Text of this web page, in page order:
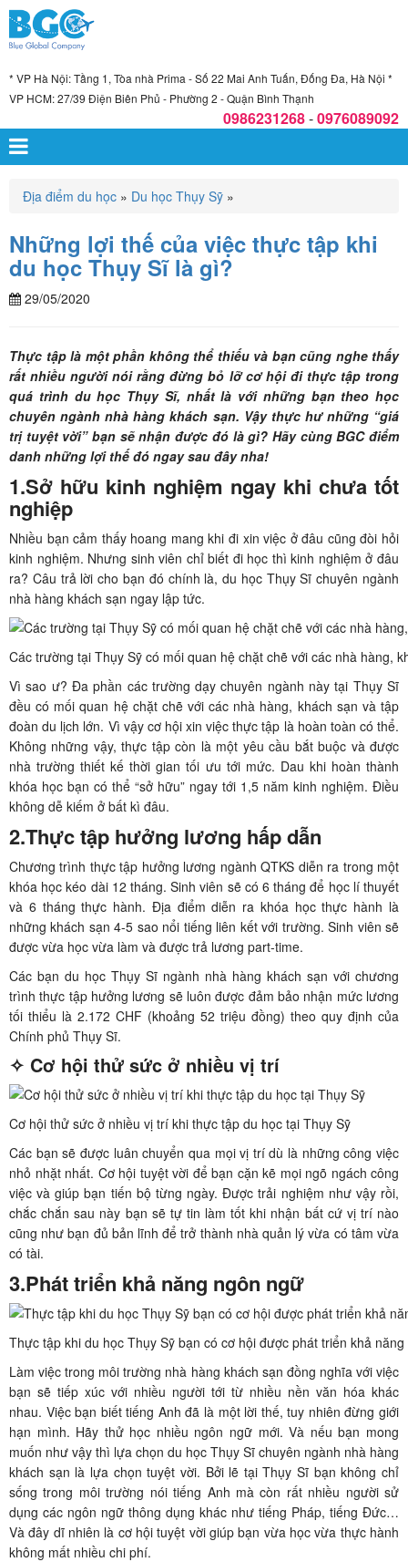
* VP Hà Nội: Tầng 1, Tòa nhà Prima - Số 22 Mai Anh Tuấn, Đống Đa, Hà Nội *
VP HCM: 27/39 Điện Biên Phủ - Phường 2 - Quận Bình Thạnh
0986231268-0976089092
Địa điểm du học » Du học Thụy Sỹ »
Những lợi thế của việc thực tập khi
du học Thụy Sĩ là gì?
29/05/2020
Thực tập là một phần không thể thiếu và bạn cũng nghe thấy
rất nhiều người nói rằng đừng bỏ lỡ cơ hội đi thực tập trong
quá trình du học Thụy Sĩ, nhất là với những bạn theo học
chuyên ngành nhà hàng khách sạn. Vậy thực hư những “giá
trị tuyệt vời” bạn sẽ nhận được đó là gì? Hãy cùng BGC điểm
danh những lợi thế đó ngay sau đây nha!
1.Sở hữu kinh nghiệm ngay khi chưa tốt
nghiệp
Nhiều bạn cảm thấy hoang mang khi đi xin việc ở đâu cũng đòi hỏi
kinh nghiệm. Nhưng sinh viên chỉ biết đi học thì kinh nghiệm ở đâu
ra? Câu trả lời cho bạn đó chính là, du học Thụy Sĩ chuyên ngành
nhà hàng khách sạn ngay lập tức.
Các trường tại Thụy Sỹ có mối quan hệ chặt chẽ với các nhà hàng,
Vì sao ư? Đa phần các trường dạy chuyên ngành này tại Thụy Sĩ
đều có mối quan hệ chặt chẽ với các nhà hàng, khách sạn và tập
đoàn du lịch lớn. Vì vậy cơ hội xin việc thực tập là hoàn toàn có thể.
Không những vậy, thực tập còn là một yêu cầu bắt buộc và được
nhà trường thiết kế thời gian tối ưu tới mức. Dau khi hoàn thành
khóa học bạn có thể “sở hữu” ngay tới 1,5 năm kinh nghiệm. Điều
không dễ kiếm ở bất kì đâu.
2.Thực tập hưởng lương hấp dẫn
Chương trình thực tập hưởng lương ngành QTKS diễn ra trong một
khóa học kéo dài 12 tháng. Sinh viên sẽ có 6 tháng để học lí thuyết
và 6 tháng thực hành. Địa điểm diễn ra khóa học thực hành là
những khách sạn 4-5 sao nổi tiếng liên kết với trường. Sinh viên sẽ
được vừa học vừa làm và được trả lương part-time.
Các bạn du học Thụy Sĩ ngành nhà hàng khách sạn với chương
trình thực tập hưởng lương sẽ luôn được đảm bảo nhận mức lương
tối thiểu là 2.172 CHF (khoảng 52 triệu đồng) theo quy định của
Chính phủ Thụy Sĩ.
✧ Cơ hội thử sức ở nhiều vị trí
Cơ hội thử sức ở nhiều vị trí khi thực tập du học tại Thụy Sỹ
Các bạn sẽ được luân chuyển qua mọi vị trí dù là những công việc
nhỏ nhặt nhất. Cơ hội tuyệt vời để bạn cặn kẽ mọi ngõ ngách công
việc và giúp bạn tiến bộ từng ngày. Được trải nghiệm như vậy rồi,
chắc chắn sau này bạn sẽ tự tin làm tốt khi nhận bất cứ vị trí nào
cũng như bạn đủ bản lĩnh để trở thành nhà quản lý vừa có tâm vừa
có tài.
3.Phát triển khả năng ngôn ngữ
Thực tập khi du học Thụy Sỹ bạn có cơ hội được phát triển khả
Làm việc trong môi trường nhà hàng khách sạn đồng nghĩa với việc
bạn sẽ tiếp xúc với nhiều người tới từ nhiều nền văn hóa khác
nhau. Việc bạn biết tiếng Anh đã là một lời thế, tuy nhiên đừng giới
hạn mình. Hãy thử học nhiều ngôn ngữ mới. Và nếu bạn mong
muốn như vậy thì lựa chọn du học Thụy Sĩ chuyên ngành nhà hàng
khách sạn là lựa chọn tuyệt vời. Bởi lẽ tại Thụy Sĩ bạn không chỉ
sống trong môi trường nói tiếng Anh mà còn rất nhiều người sử
dụng các ngôn ngữ thông dụng khác như tiếng Pháp, tiếng Đức…
Và đây dĩ nhiên là cơ hội tuyệt vời giúp bạn vừa học vừa thực hành
không mất nhiều chi phí.